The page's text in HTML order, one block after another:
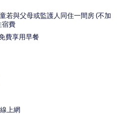
若與父母或監護人同住一間房 (不加
宿費
費享用早餐
上網